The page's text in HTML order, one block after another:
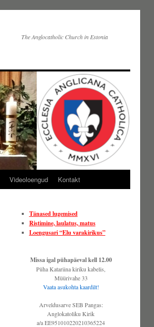
The Anglocatholic Church in Estonia
Videoloengud Kontakt
Tänased lugemised
Ristimine, laulatus, matus
Loengusari “Elu varakirikus”
Missa igal pühapäeval kell 12.00
Püha Katariina kiriku kabelis,
Müürivahe 33
Vaata asukohta kaardilt!
Arveldusarve SEB Pangas:
Anglokatoliku Kirik
a/a EE951010220210365224